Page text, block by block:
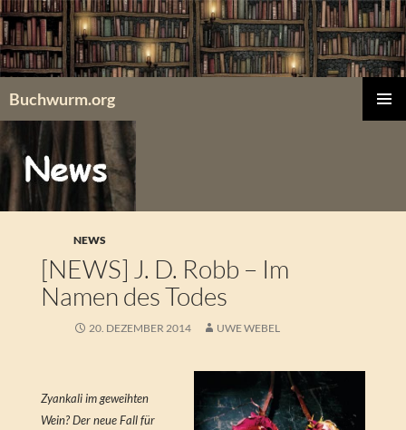
Zum
Inhalt
springen
Buchwurm.org
NEWS
[NEWS] J. D. Robb – Im
Namen des Todes
20. DEZEMBER 2014 UWE WEBEL
Zyankali im geweihten
Wein? Der neue Fall für